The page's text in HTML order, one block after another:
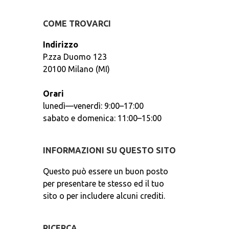
COME TROVARCI
Indirizzo
P.zza Duomo 123
20100 Milano (MI)
Orari
lunedì—venerdì: 9:00–17:00
sabato e domenica: 11:00–15:00
INFORMAZIONI SU QUESTO SITO
Questo può essere un buon posto
per presentare te stesso ed il tuo
sito o per includere alcuni crediti.